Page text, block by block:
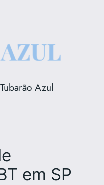
Azul
em SP